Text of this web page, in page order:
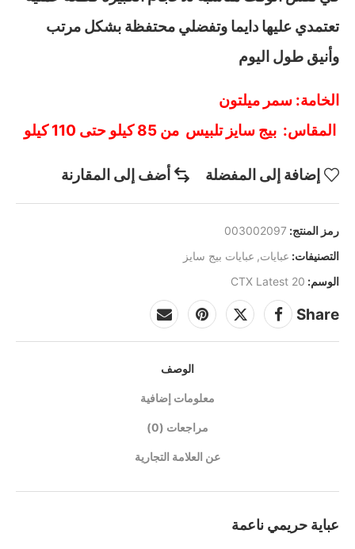
تعتمدي عليها دايما وتفضلي محتفظة بشكل مرتب
وأنيق طول اليوم
الخامة: سمر ميلتون
المقاس: بيج سايز تلبيس من 85 كيلو حتى 110 كيلو
إضافة إلى المفضلة أضف إلى المقارنة
رمز المنتج: 003002097
التصنيفات: عبايات, عبايات بيج سايز
الوسم: CTX Latest 20
Share
الوصف
معلومات إضافية
مراجعات (0)
عن العلامة التجارية
عباية حريمي ناعمة